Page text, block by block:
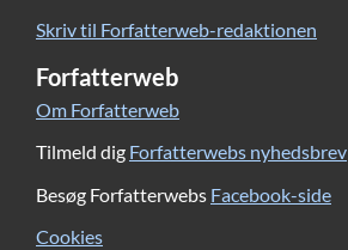
Skriv til Forfatterweb-redaktionen
Forfatterweb
Om Forfatterweb
Tilmeld dig Forfatterwebs nyhedsbrev
Besøg Forfatterwebs Facebook-side
Cookies